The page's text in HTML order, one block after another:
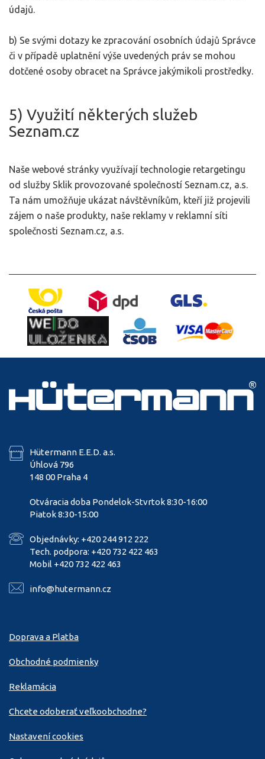
údajů.
b) Se svými dotazy ke zpracování osobních údajů Správce
či v případě uplatnění výše uvedených práv se mohou
dotčené osoby obracet na Správce jakýmikoli prostředky.
5) Využití některých služeb
Seznam.cz
Naše webové stránky využívají technologie retargetingu
od služby Sklik provozované společností Seznam.cz, a.s.
Ta nám umožňuje ukázat návštěvníkům, kteří již projevili
zájem o naše produkty, naše reklamy v reklamní síti
společnosti Seznam.cz, a.s.
Hütermann E.E.D. a.s.
Úhlová 796
148 00 Praha 4
Otváracia doba Pondelok-Stvrtok 8:30-16:00
Piatok 8:30-15:00
Objednávky: +420 244 912 222
Tech. podpora: +420 732 422 463
Mobil +420 732 422 463
info@hutermann.cz
Doprava a Platba
Obchodné podmienky
Reklamácia
Chcete odoberať veľkoobchodne?
Nastavení cookies